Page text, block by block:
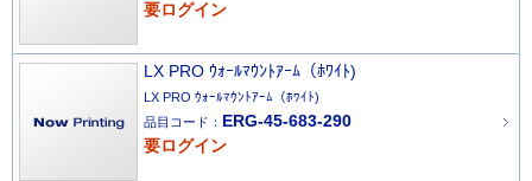
要ログイン
LX PRO ｳｫｰﾙﾏｳﾝﾄｱｰﾑ（ﾎﾜｲﾄ)
LX PRO ｳｫｰﾙﾏｳﾝﾄｱｰﾑ（ﾎﾜｲﾄ)
品目コード： ERG-45-683-290
要ログイン